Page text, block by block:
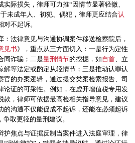
际损失，律师可力推“因情节显著轻微、
未成年人、初犯、偶犯，律师更应结合认
不起诉。
：法律意见与沟通协调案件移送检察院后，
见书》，重点从三方面切入：一是行为定性
同诈骗；二是量刑情节的挖掘，如自首、立
解等法定或酌定从轻情节；三是推动认罪认
官的办案逻辑，通过提交类案检索报告、司
论证的可采性。例如，在虚开增值税专用发
款，律师可依据最高检相关指导意见，建议
的沟通不仅能促成不起诉，还能在必须起诉
取更轻的量刑建议。
护焦点与证据反制当案件进入法庭审理，律